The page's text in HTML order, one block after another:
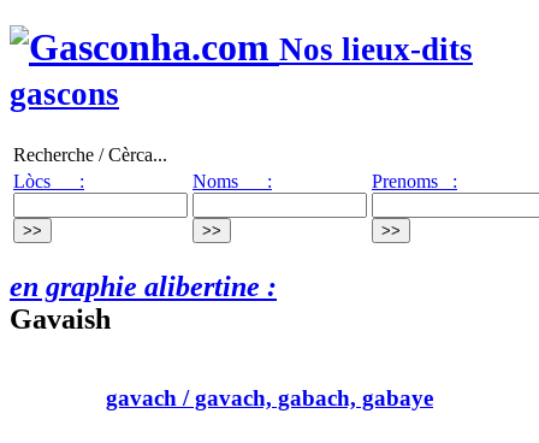
Nos lieux-dits
gascons
Recherche / Cèrca...
Lòcs :
Noms : Prenoms :
en graphie alibertine :
Gavaish
gavach / gavach, gabach, gabaye